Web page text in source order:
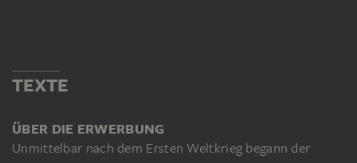
TEXTE
ÜBER DIE ERWERBUNG
Unmittelbar nach dem Ersten Weltkrieg begann der